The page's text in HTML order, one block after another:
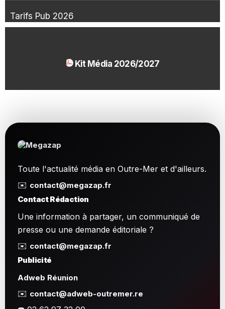
Tarifs Pub 2026
Kit Média 2026/2027
Toute l'actualité média en Outre-Mer et d'ailleurs.
✉️ contact@megazap.fr
Contact Rédaction
Une information à partager, un communiqué de
presse ou une demande éditoriale ?
✉️ contact@megazap.fr
Publicité
Adweb Réunion
✉️ contact@adweb-outremer.re